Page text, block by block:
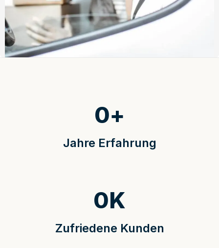
Jahre Erfahrung
0+
Zufriedene Kunden
0K